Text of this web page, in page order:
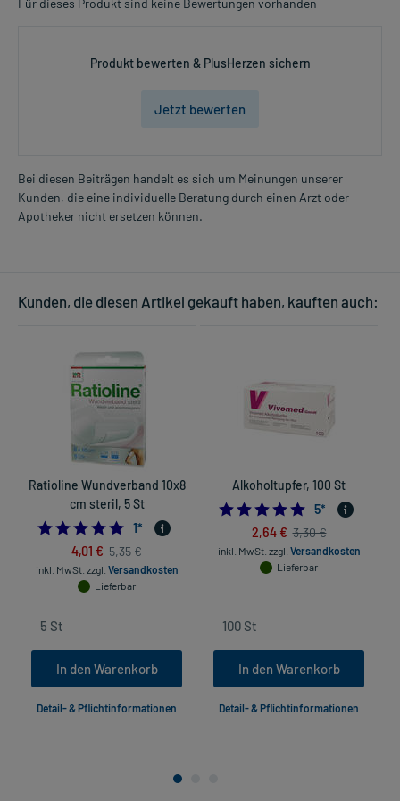
Für dieses Produkt sind keine Bewertungen vorhanden
Produkt bewerten & PlusHerzen sichern
Jetzt bewerten
Bei diesen Beiträgen handelt es sich um Meinungen unserer
Kunden, die eine individuelle Beratung durch einen Arzt oder
Apotheker nicht ersetzen können.
Kunden, die diesen Artikel gekauft haben, kauften auch:
Ratioline Wundverband 10x8
cm steril, 5 St
5.0
1*
4,01 € 5,35 €
inkl. MwSt. zzgl. Versandkosten
Lieferbar
In den Warenkorb
Detail- & Pflichtinformationen
Alkoholtupfer, 100 St
5.0
5*
2,64 € 3,30 €
inkl. MwSt. zzgl. Versandkosten
Lieferbar
In den Warenkorb
Detail- & Pflichtinformationen